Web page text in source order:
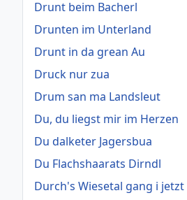
Drunt beim Bacherl
Drunten im Unterland
Drunt in da grean Au
Druck nur zua
Drum san ma Landsleut
Du, du liegst mir im Herzen
Du dalketer Jagersbua
Du Flachshaarats Dirndl
Durch's Wiesetal gang i jetzt